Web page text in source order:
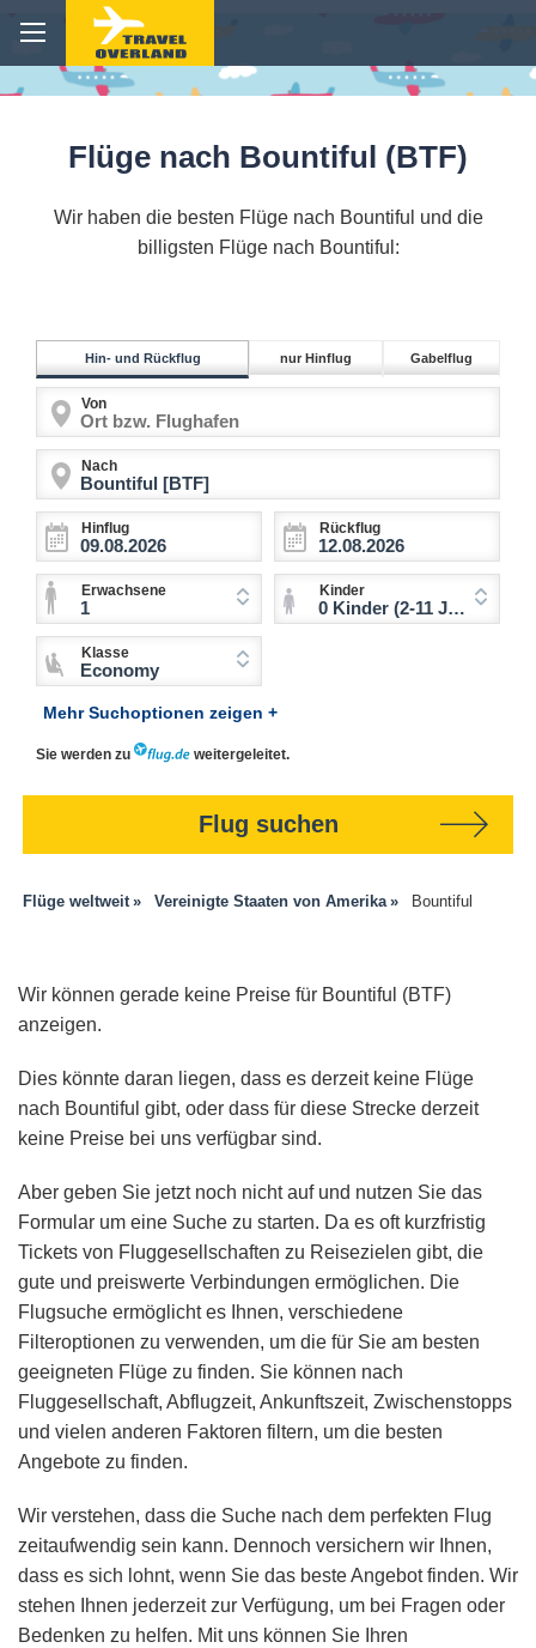
Flüge nach Bountiful (BTF)
Wir haben die besten Flüge nach Bountiful und die
billigsten Flüge nach Bountiful:
Hin- und Rückflug nur Hinflug Gabelflug
Von
Nach
Hinflug Rückflug
Erwachsene
1
Kinder
0 Kinder (2-11 Jahre)
Klasse
Economy
Mehr Suchoptionen zeigen +
Sie werden zu weitergeleitet.
Flug suchen
Flüge weltweit Vereinigte Staaten von Amerika Bountiful
Wir können gerade keine Preise für Bountiful (BTF)
anzeigen.
Dies könnte daran liegen, dass es derzeit keine Flüge
nach Bountiful gibt, oder dass für diese Strecke derzeit
keine Preise bei uns verfügbar sind.
Aber geben Sie jetzt noch nicht auf und nutzen Sie das
Formular um eine Suche zu starten. Da es oft kurzfristig
Tickets von Fluggesellschaften zu Reisezielen gibt, die
gute und preiswerte Verbindungen ermöglichen. Die
Flugsuche ermöglicht es Ihnen, verschiedene
Filteroptionen zu verwenden, um die für Sie am besten
geeigneten Flüge zu finden. Sie können nach
Fluggesellschaft, Abflugzeit, Ankunftszeit, Zwischenstopps
und vielen anderen Faktoren filtern, um die besten
Angebote zu finden.
Wir verstehen, dass die Suche nach dem perfekten Flug
zeitaufwendig sein kann. Dennoch versichern wir Ihnen,
dass es sich lohnt, wenn Sie das beste Angebot finden. Wir
stehen Ihnen jederzeit zur Verfügung, um bei Fragen oder
Bedenken zu helfen. Mit uns können Sie Ihren